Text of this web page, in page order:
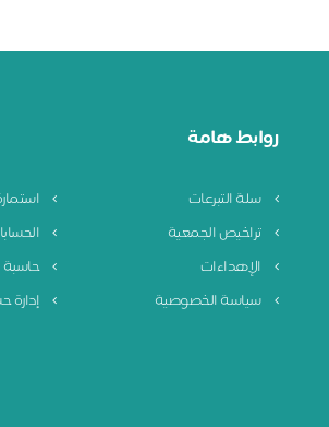
روابط هامة
سلة التبرعات
تراخيص الجمعية
الإهداءات
حاسبة
سياسة الخصوصية
إدارة